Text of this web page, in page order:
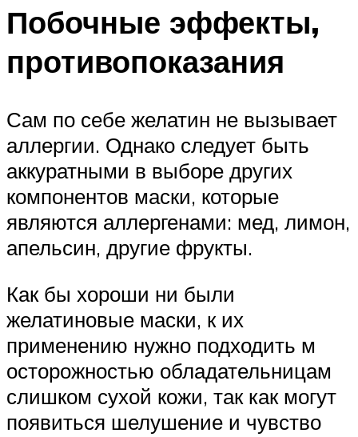
Побочные эффекты,
противопоказания
Сам по себе желатин не вызывает
аллергии. Однако следует быть
аккуратными в выборе других
компонентов маски, которые
являются аллергенами: мед, лимон,
апельсин, другие фрукты.
Как бы хороши ни были
желатиновые маски, к их
применению нужно подходить м
осторожностью обладательницам
слишком сухой кожи, так как могут
появиться шелушение и чувство